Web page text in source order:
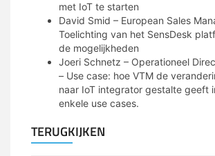
met IoT te starten
David Smid – European Sales
Toelichting van het SensDesk
de mogelijkheden
Joeri Schnetz – Operationeel
– Use case: hoe VTM de
naar IoT integrator gestalte geeft
enkele use cases.
TERUGKIJKEN